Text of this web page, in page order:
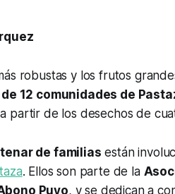
robustas y los frutos
12 comunidades de
partir de los desechos de
de familias están
. Ellos son parte de la
Puyo, y se dedican a